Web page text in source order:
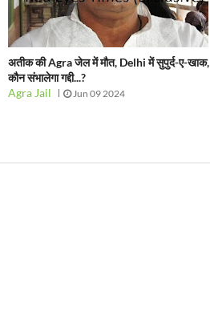
अतीक की Agra जेल में मौत, Delhi में सुपुर्द-ए-खाक,
कौन संभालेगा गद्दी...?
Agra Jail
Jun 09 2024